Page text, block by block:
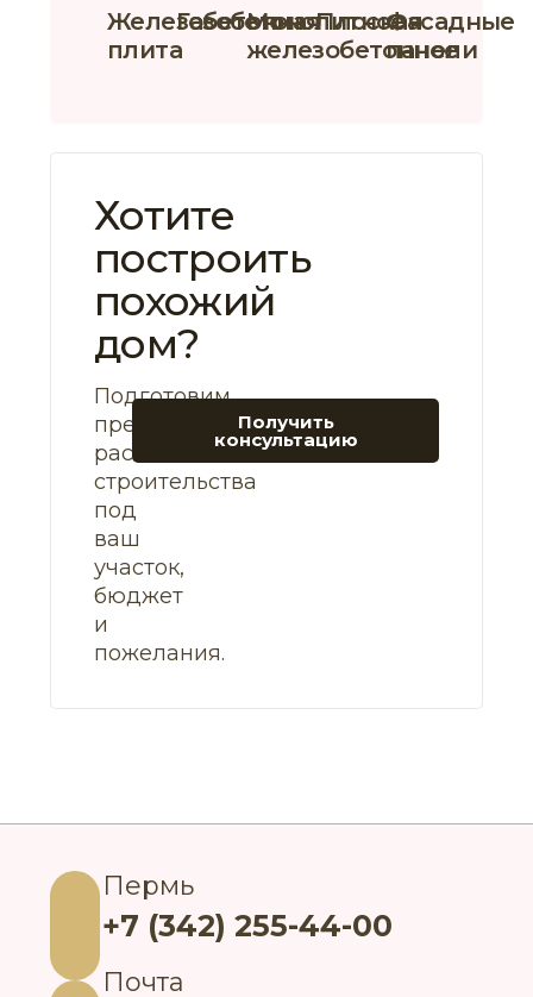
Железобетонная
плита
ГазобетонМонолитное
железобетонное
ПлоскаяФасадные
панели
Хотите
построить
похожий
дом?
Подготовим
предварительный
расчет
строительства
под
ваш
участок,
бюджет
и
пожелания.
Получить
консультацию
Пермь
+7 (342) 255-44-00
Почта